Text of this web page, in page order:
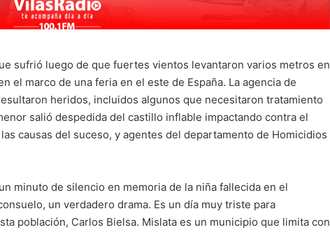
sufrió luego de que fuertes vientos levantaron varios metros en
el marco de una feria en el este de España. La agencia de
heridos, incluidos algunos que necesitaron tratamiento
salió despedida del castillo inflable impactando contra el
causas del suceso, y agentes del departamento de Homicidios
minuto de silencio en memoria de la niña fallecida en el
un verdadero drama. Es un día muy triste para
población, Carlos Bielsa. Mislata es un municipio que limita con